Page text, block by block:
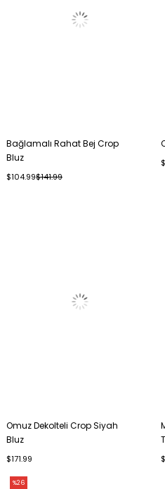
Bağlamalı Rahat Bej Crop
Bluz
$104.99$141.99
Omuz Dekolteli Crop Siyah
Bluz
$171.99
%26